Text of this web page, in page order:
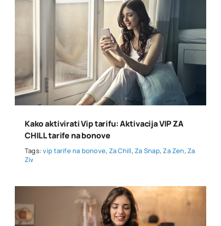
Kako aktivirati Vip tarifu: Aktivacija VIP ZA
CHILL tarife na bonove
Tags:vip tarife na bonove, Za Chill,Za Snap,Za Zen,Za
Ziv